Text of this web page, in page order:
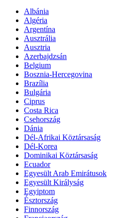
Albánia
Algéria
Argentína
Ausztrália
Ausztria
Azerbajdzsán
Belgium
Bosznia-Hercegovina
Brazília
Bulgária
Ciprus
Costa Rica
Csehország
Dánia
Dél-Afrikai Köztársaság
Dél-Korea
Dominikai Köztársaság
Ecuador
Egyesült Arab Emirátusok
Egyesült Királyság
Egyiptom
Észtország
Finnország